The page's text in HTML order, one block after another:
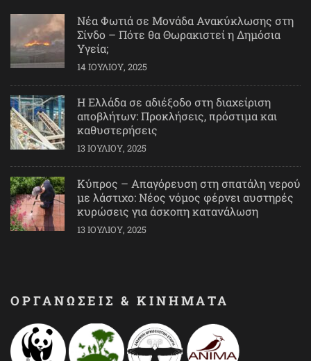
Νέα Φωτιά σε Μονάδα Ανακύκλωσης στη
Σίνδο – Πότε θα Θωρακιστεί η Δημόσια
Υγεία;
14 ΙΟΥΛΊΟΥ, 2025
Η Ελλάδα σε αδιέξοδο στη διαχείριση
αποβλήτων: Προκλήσεις, πρόστιμα και
καθυστερήσεις
13 ΙΟΥΛΊΟΥ, 2025
Κύπρος – Απαγόρευση στη σπατάλη νερού
με λάστιχο: Νέος νόμος φέρνει αυστηρές
κυρώσεις για άσκοπη κατανάλωση
13 ΙΟΥΛΊΟΥ, 2025
ΟΡΓΑΝΩΣΕΙΣ & ΚΙΝΗΜΑΤΑ